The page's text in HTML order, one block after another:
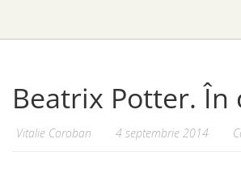
Beatrix Potter. În
Vitalie Coroban 4 septembrie 2014